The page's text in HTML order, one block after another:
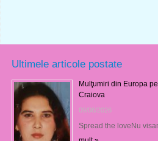
Ultimele articole postate
Mulţumiri din Europa
Craiova
09/08/2026
Spread the loveNu